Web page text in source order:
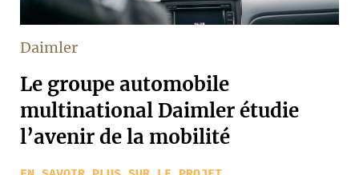
Daimler
Le groupe automobile
multinational Daimler étudie
l’avenir de la mobilité